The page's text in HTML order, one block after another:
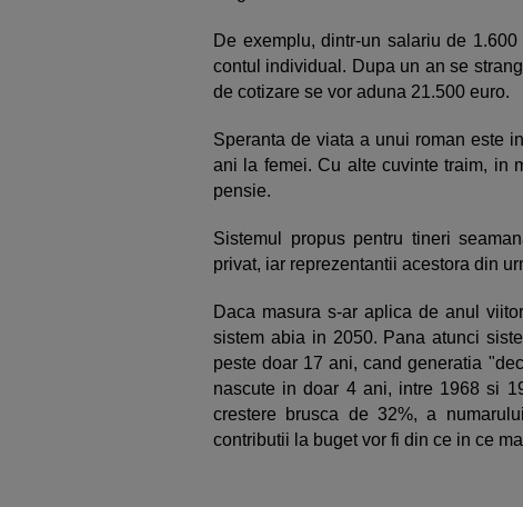
De exemplu, dintr-un salariu de
contul individual. Dupa un an se
de cotizare se vor aduna 21.500 euro.
Speranta de viata a unui roman este
ani la femei. Cu alte cuvinte traim, in
pensie.
Sistemul propus pentru tineri
privat, iar reprezentantii acestora din
Daca masura s-ar aplica de anul
sistem abia in 2050. Pana atunci
peste doar 17 ani, cand generatia
nascute in doar 4 ani, intre 1968 si
crestere brusca de 32%, a
contributii la buget vor fi din ce in ce